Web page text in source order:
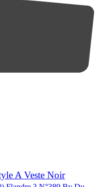
A Veste Noir